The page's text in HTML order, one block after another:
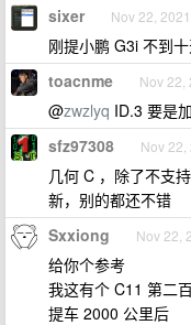
sixer Nov 22, 2021
刚提小鹏 G3i 不到
toacnme Nov 22,
@zwzlyq ID.3 要是
sfz97308 Nov 22,
几何 C ，除了不支
新，别的都还不错
Sxxiong Nov 22,
给你个参考
我这有个 C11 第二
提车 2000 公里后